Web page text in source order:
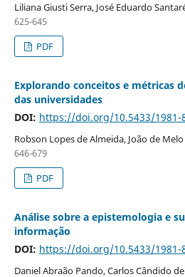
Liliana Giusti Serra, José Eduardo
625-645
PDF
Explorando conceitos e métricas
das universidades
DOI: https://doi.org/10.5433/1981-
Robson Lopes de Almeida, João de
646-679
PDF
Análise sobre a epistemologia e
informação
DOI: https://doi.org/10.5433/1981-
Daniel Abraão Pando, Carlos Cândido